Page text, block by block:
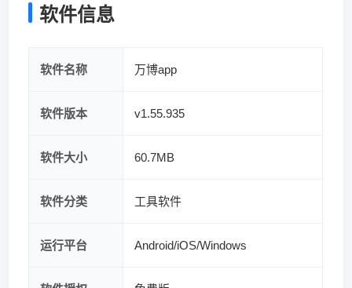
软件信息
软件名称 万博app
软件版本 v1.55.935
软件大小 60.7MB
软件分类 工具软件
运行平台 Android/iOS/Windows